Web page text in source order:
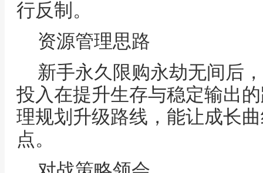
行反制。
资源管理思路
新手永久限购永劫无间后
投入在提升生存与稳定输出
理规划升级路线，能让成长
点。